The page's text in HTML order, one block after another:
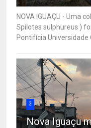
NOVA IGUAÇU - Uma
Spilotes sulphureus )
Pontifícia Universidade
3
Nova Iguaçu